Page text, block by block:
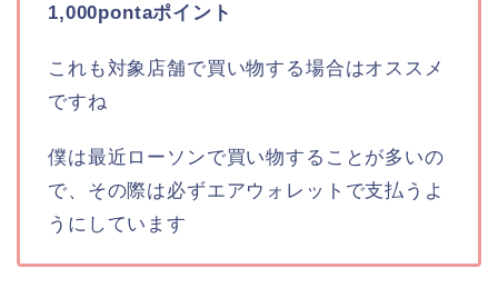
1,000pontaポイント
これも対象店舗で買い物する場合はオススメ
ですね
僕は最近ローソンで買い物することが多いの
で、その際は必ずエアウォレットで支払うよ
うにしています